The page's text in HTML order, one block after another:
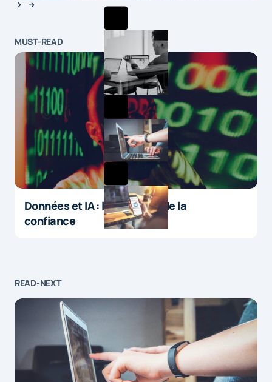
MUST-READ
Données et IA : le paradoxe de la
confiance
READ-NEXT